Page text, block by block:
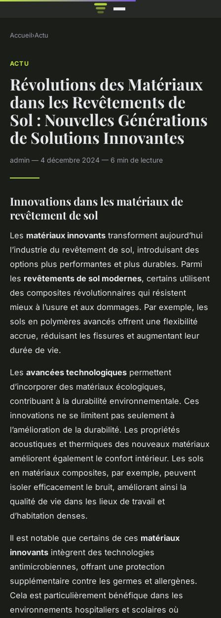
Accueil›Actu
ACTU
Révolutions des Matériaux
dans les Revêtements de
Sol : Nouvelles Générations
de Solutions Innovantes
admin — 4 décembre 2024 — 6 min de lecture
Innovations dans les matériaux de
revêtement de sol
Les matériaux innovants transforment aujourd’hui
l’industrie du revêtement de sol, introduisant des
options plus performantes et plus durables. Parmi
les revêtements de sol modernes, certains utilisent
des composites révolutionnaires qui résistent
mieux à l’usure et aux dommages. Par exemple, les
sols en polymères avancés offrent une flexibilité
accrue, réduisant les fissures et augmentant leur
durée de vie.
Les avancées technologiques permettent
d’incorporer des matériaux écologiques,
contribuant à la durabilité environnementale. Ces
innovations ne se limitent pas seulement à
l’amélioration de la durabilité. Les propriétés
acoustiques et thermiques des nouveaux matériaux
améliorent également le confort intérieur. Les sols
en matériaux composites, par exemple, peuvent
isoler efficacement le bruit, améliorant ainsi la
qualité de vie dans les lieux de travail et
d’habitation denses.
Il est notable que certains de ces matériaux
innovants intègrent des technologies
antimicrobiennes, offrant une protection
supplémentaire contre les germes et allergènes.
Cela est particulièrement bénéfique dans les
environnements hospitaliers et scolaires où